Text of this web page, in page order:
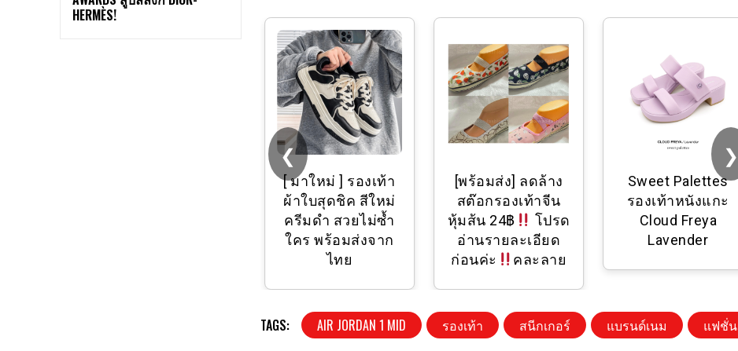
HERMÈS!
[ มาใหม่ ] รองเท้า
ผ้าใบสุดชิค สีใหม่
ครีมดำ สวยไม่ซ้ำ
ใคร พร้อมส่งจาก
ไทย
[พร้อมส่ง] ลดล้าง
สต๊อกรองเท้าจีน
หุ้มส้น 24฿
โปรด
อ่านรายละเอียด
ก่อนค่ะ
คละลาย
Sweet Palettes
รองเท้าหนังแกะ
Cloud Freya
Lavender
❮ ❯
TAGS: AIR JORDAN 1 MID รองเท้า สนีกเกอร์ แบรนด์เนม แฟชั่น